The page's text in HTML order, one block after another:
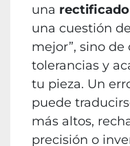
una
una cuestión
mejor”, sino
tolerancias y
tu pieza. Un
puede
más altos,
precisión o